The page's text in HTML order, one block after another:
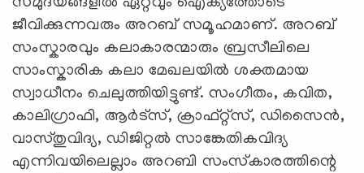
ജീവിക്കുന്നവരും അറബ് സമൂഹമാണ്. അറബ്
സംസ്കാരവും കലാകാരന്മാരും ബ്രസീലിലെ
സാംസ്കാരിക കലാ മേഖലയിൽ ശക്തമായ
സ്വാധീനം ചെലുത്തിയിട്ടുണ്ട്. സംഗീതം, കവിത,
കാലിഗ്രാഫി, ആർട്‌സ്, ക്രാഫ്റ്റ്‌സ്, ഡിസൈൻ,
വാസ്തുവിദ്യ, ഡിജിറ്റൽ സാങ്കേതികവിദ്യ
എന്നിവയിലെല്ലാം അറബി സംസ്‌കാരത്തിന്റെ